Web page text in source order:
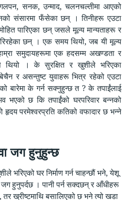
सनक, उन्माद, चलनचल्तीमा आएको
संसारमा फँसेका छन् । तिनीहरू एउटा
पारिएका छन् जसले मूल्य मान्यताहरू र
छन् । एक समय थियो, जब यी मूल्य
समुदायहरूमा एक हदसम्म अखण्डता र
थियो । के सुरक्षित र खुशीले भरिएका
र असन्तुष्ट युवाहरू भित्र रहेको एउटा
बारेमा के गर्न सक्नुहुन्छ त ? के तपाईंलाई
भएको छ कि तपाईंको घरपरिवार बन्नको
हृदय परमेश्वरप्रति कतिको वफादार छ भन्ने
जग हुनुहुन्छ
भरिएको घर निर्माण गर्न चाहन्छौं भने, येशू
हुनुपर्दछ । पानी पर्न सक्दछन् र आँधीहरू
ख्रीष्टमाथि बसालिएको छ भने त्यो खडा